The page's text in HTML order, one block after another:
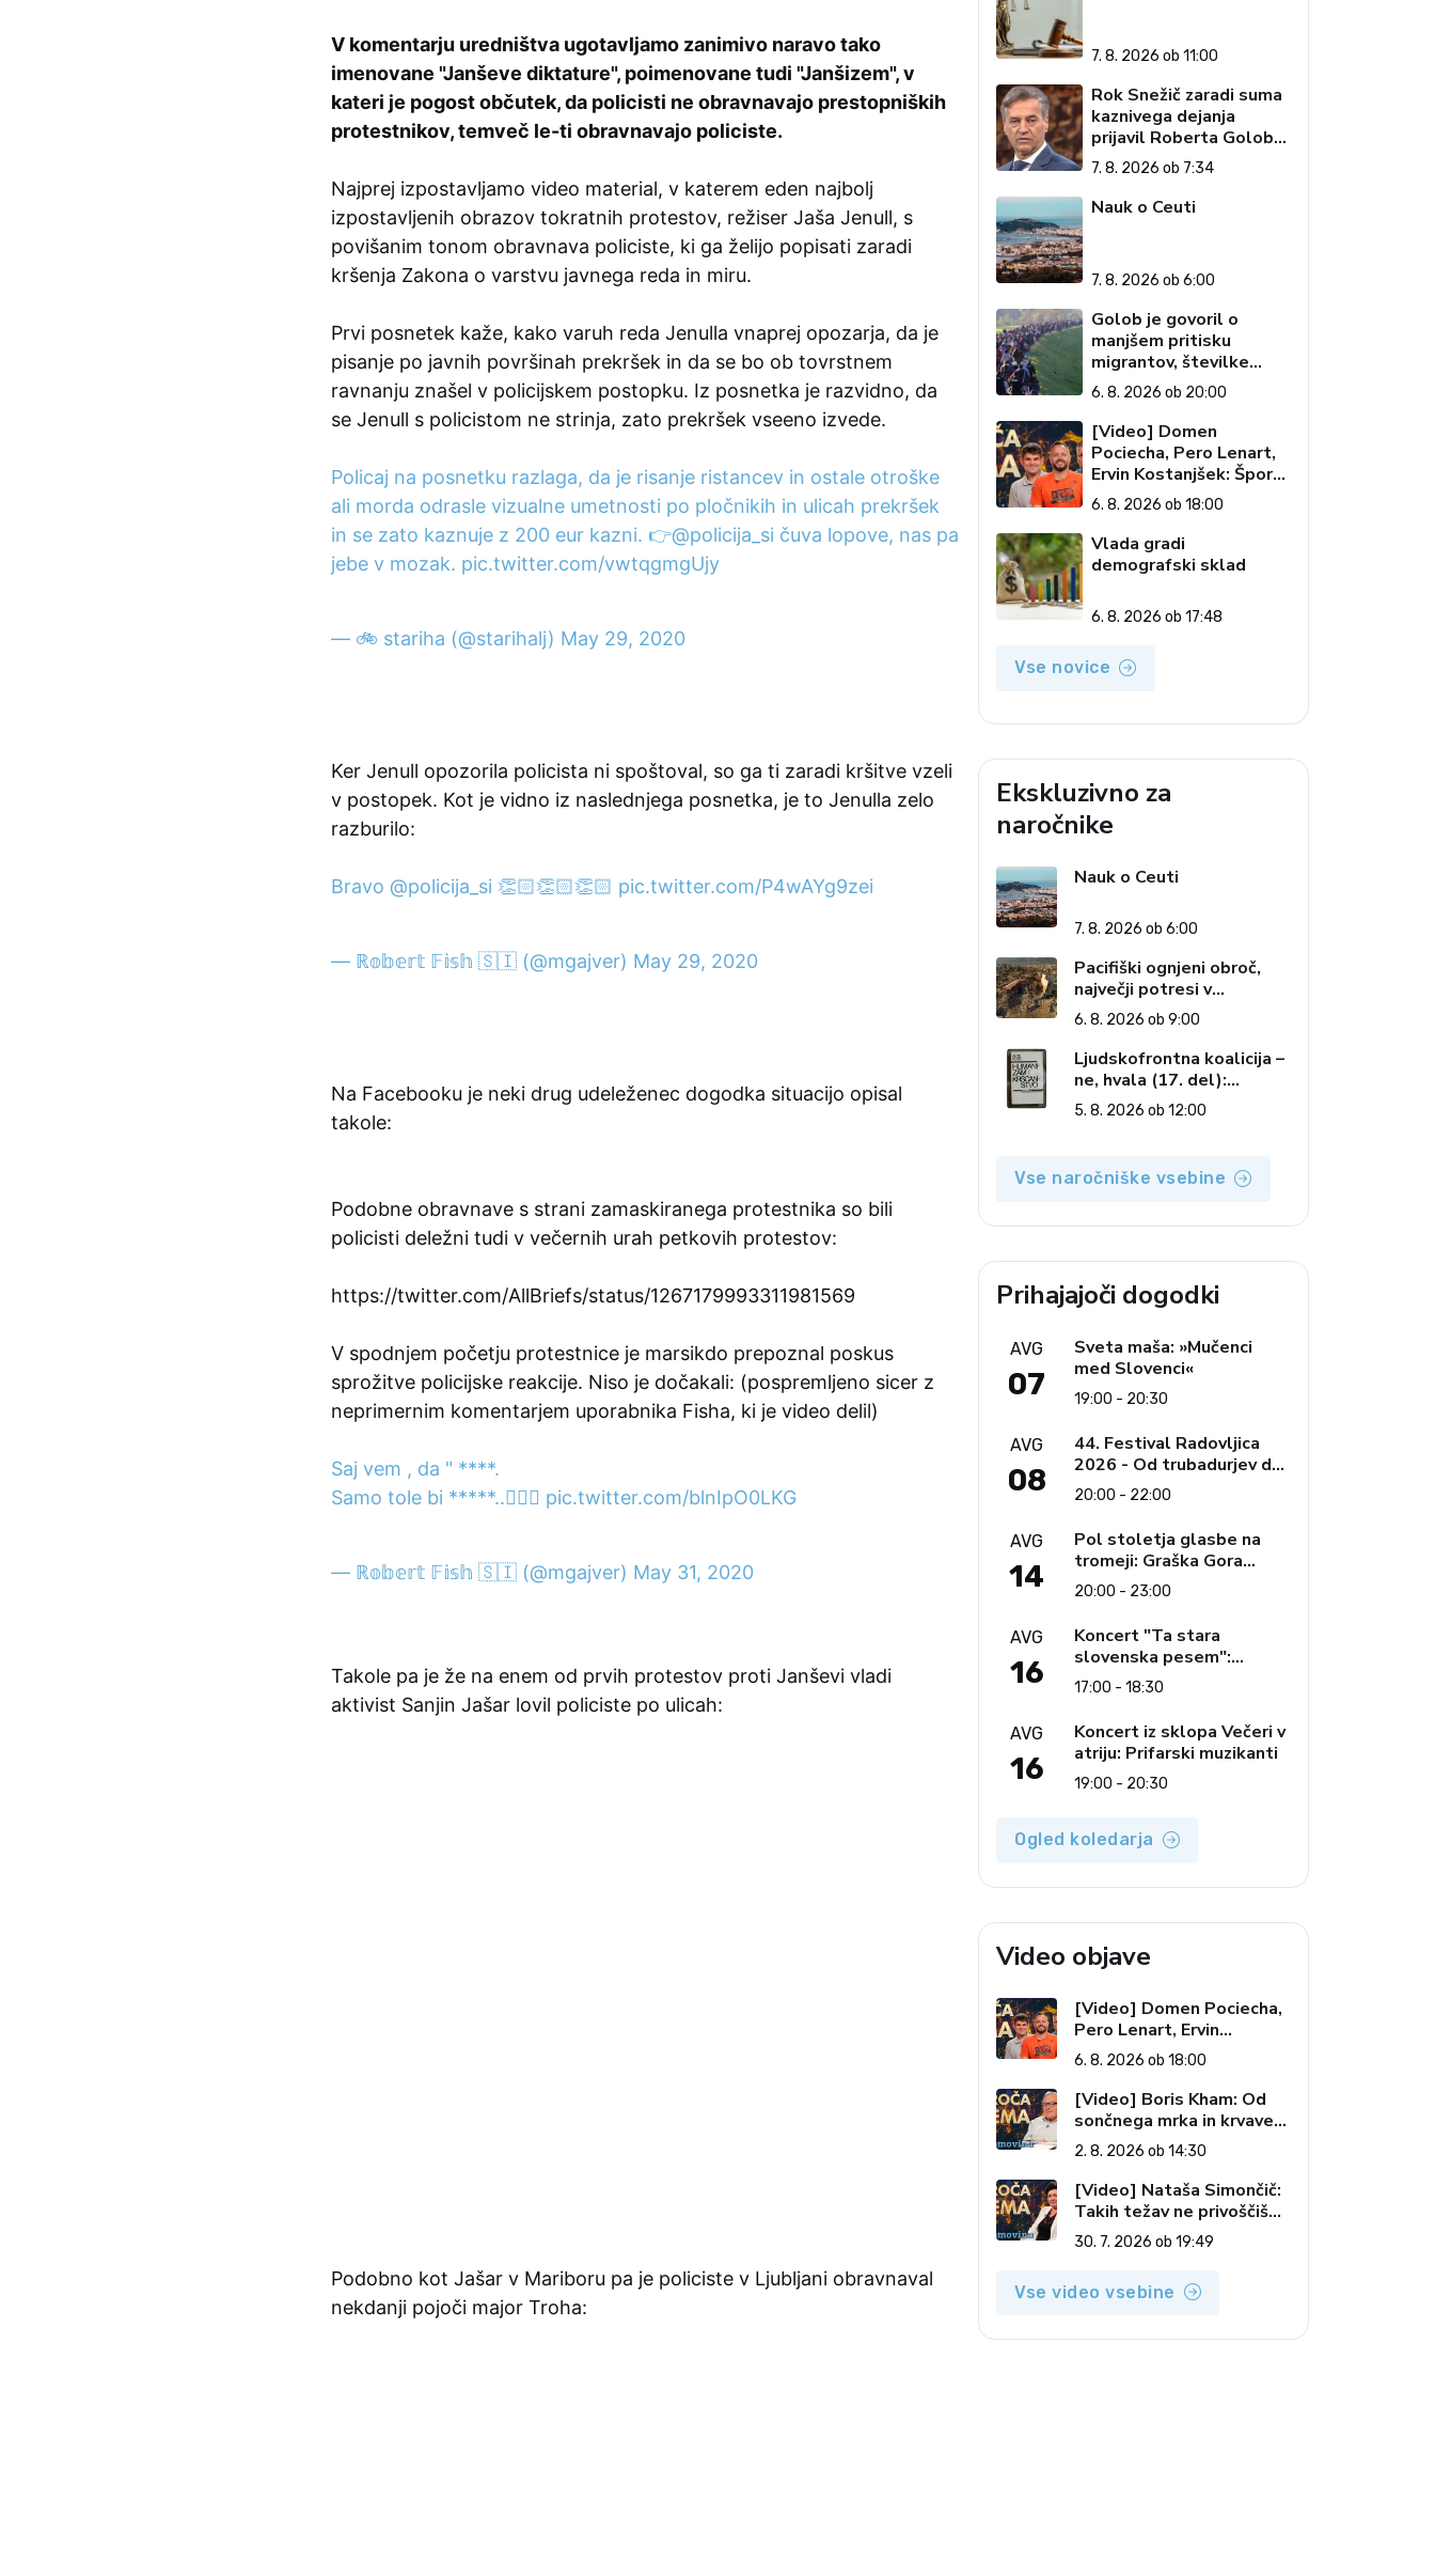
V komentarju uredništva ugotavljamo zanimivo naravo tako
imenovane "Janševe diktature", poimenovane tudi "Janšizem", v
kateri je pogost občutek, da policisti ne obravnavajo prestopniških
protestnikov, temveč le-ti obravnavajo policiste.
Najprej izpostavljamo video material, v katerem eden najbolj
izpostavljenih obrazov tokratnih protestov, režiser Jaša Jenull, s
povišanim tonom obravnava policiste, ki ga želijo popisati zaradi
kršenja Zakona o varstvu javnega reda in miru.
Prvi posnetek kaže, kako varuh reda Jenulla vnaprej opozarja, da je
pisanje po javnih površinah prekršek in da se bo ob tovrstnem
ravnanju znašel v policijskem postopku. Iz posnetka je razvidno, da
se Jenull s policistom ne strinja, zato prekršek vseeno izvede.
Policaj na posnetku razlaga, da je risanje ristancev in ostale otroške
ali morda odrasle vizualne umetnosti po pločnikih in ulicah prekršek
in se zato kaznuje z 200 eur kazni. 👉@policija_si čuva lopove, nas pa
jebe v mozak. pic.twitter.com/vwtqgmgUjy
— 🚲 stariha (@starihalj) May 29, 2020
Ker Jenull opozorila policista ni spoštoval, so ga ti zaradi kršitve vzeli
v postopek. Kot je vidno iz naslednjega posnetka, je to Jenulla zelo
razburilo:
Bravo @policija_si 👏🏻👏🏻👏🏻 pic.twitter.com/P4wAYg9zei
— ℝ𝕠𝕓𝕖𝕣𝕥 𝔽𝕚𝕤𝕙 🇸🇮 (@mgajver) May 29, 2020
Na Facebooku je neki drug udeleženec dogodka situacijo opisal
takole:
Podobne obravnave s strani zamaskiranega protestnika so bili
policisti deležni tudi v večernih urah petkovih protestov:
https://twitter.com/AllBriefs/status/1267179993311981569
V spodnjem početju protestnice je marsikdo prepoznal poskus
sprožitve policijske reakcije. Niso je dočakali: (pospremljeno sicer z
neprimernim komentarjem uporabnika Fisha, ki je video delil)
Saj vem , da " ****.
Samo tole bi *****..👂🏻😡 pic.twitter.com/blnIpO0LKG
— ℝ𝕠𝕓𝕖𝕣𝕥 𝔽𝕚𝕤𝕙 🇸🇮 (@mgajver) May 31, 2020
Takole pa je že na enem od prvih protestov proti Janševi vladi
aktivist Sanjin Jašar lovil policiste po ulicah:
Podobno kot Jašar v Mariboru pa je policiste v Ljubljani obravnaval
nekdanji pojoči major Troha:
7. 8. 2026 ob 11:00
Rok Snežič zaradi suma
kaznivega dejanja
prijavil Roberta Goloba
– 'islamofila'
7. 8. 2026 ob 7:34
Nauk o Ceuti
7. 8. 2026 ob 6:00
Golob je govoril o
manjšem pritisku
migrantov, številke
govorijo drugače
6. 8. 2026 ob 20:00
[Video] Domen
Pociecha, Pero Lenart,
Ervin Kostanjšek: Šport
specialcev (Vroča tema,
6. 8. 2026)
6. 8. 2026 ob 18:00
Vlada gradi
demografski sklad
6. 8. 2026 ob 17:48
Vse novice
Ekskluzivno za
naročnike
Nauk o Ceuti
7. 8. 2026 ob 6:00
Pacifiški ognjeni obroč,
največji potresi v
zgodovini in cena pozabe
6. 8. 2026 ob 9:00
Ljudskofrontna koalicija –
ne, hvala (17. del):
Priprave na sestop z
oblasti – dvorska
delu: Revija 2000 in
revolucionarna izvotlitev
5. 8. 2026 ob 12:00
Vse naročniške vsebine
Prihajajoči dogodki
AVG
07
Sveta maša: »Mučenci
med Slovenci«
19:00 - 20:30
AVG
08
44. Festival Radovljica
2026 - Od trubadurjev do
Brahmsa
20:00 - 22:00
AVG
14
Pol stoletja glasbe na
tromeji: Graška Gora
obeležuje 50. jubilejni
festival narodno-zabavne
glasbe
20:00 - 23:00
AVG
16
Koncert "Ta stara
slovenska pesem":
Ljudski pevci Jezerci
17:00 - 18:30
AVG
16
Koncert iz sklopa Večeri v
atriju: Prifarski muzikanti
19:00 - 20:30
Ogled koledarja
Video objave
[Video] Domen Pociecha,
Pero Lenart, Ervin
Kostanjšek: Šport
specialcev (Vroča tema, 6.
8. 2026)
6. 8. 2026 ob 18:00
[Video] Boris Kham: Od
sončnega mrka in krvave
lune do slovenskih
pečatov v vesolju (Vroča
tema, 2. 8. 2026)
2. 8. 2026 ob 14:30
[Video] Nataša Simončič:
Takih težav ne privoščiš
nikomur (Vroča tema, 30.
7. 2026)
30. 7. 2026 ob 19:49
Vse video vsebine